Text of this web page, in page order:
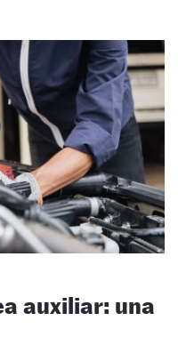
auxiliar: una